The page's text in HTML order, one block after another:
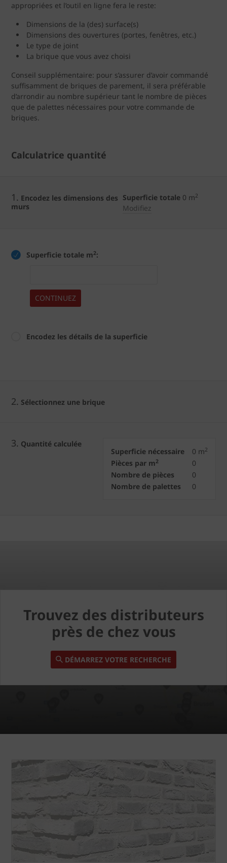
appropriées et l’outil en ligne fera le reste:
Dimensions de la (des) surface(s)
Dimensions des ouvertures (portes, fenêtres, etc.)
Le type de joint
La brique que vous avez choisi
Conseil supplémentaire: pour s’assurer d’avoir commandé
suffisamment de briques de parement, il sera préférable
d’arrondir au nombre supérieur tant le nombre de pièces
que de palettes nécessaires pour votre commande de
briques.
Calculatrice quantité
1. Encodez les dimensions des
murs
Superficie totale 0 m2
Modifiez
Superficie totale m2:
CONTINUEZ
Encodez les détails de la superficie
2. Sélectionnez une brique
3. Quantité calculée
Superficie nécessaire 0 m2
Pièces par m2
0
Nombre de pièces
0
Nombre de palettes
0
Trouvez des distributeurs
près de chez vous
DÉMARREZ VOTRE RECHERCHE